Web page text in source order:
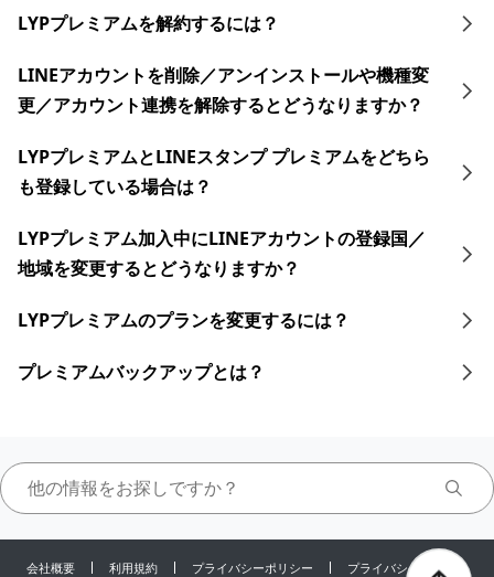
LYPプレミアムを解約するには？
LINEアカウントを削除／アンインストールや機種変
更／アカウント連携を解除するとどうなりますか？
LYPプレミアムとLINEスタンプ プレミアムをどちら
も登録している場合は？
LYPプレミアム加入中に​LINEアカウントの​登録国／
地域を​変更すると​どうなりますか？​
LYPプレミアムのプランを変更するには？
プレミアムバックアップとは？
会社概要 利用規約 プライバシーポリシー プライバシーセンター